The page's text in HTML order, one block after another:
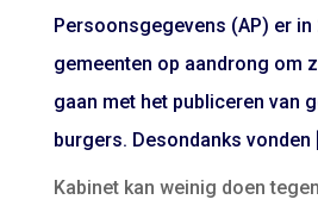
Persoonsgegevens (AP) er in
gemeenten op aandrong om
gaan met het publiceren van
burgers. Desondanks vonden
Kabinet kan weinig doen